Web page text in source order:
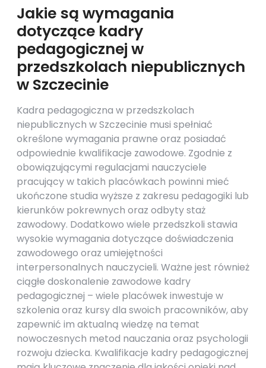
Jakie są wymagania
dotyczące kadry
pedagogicznej w
przedszkolach niepublicznych
w Szczecinie
Kadra pedagogiczna w przedszkolach
niepublicznych w Szczecinie musi spełniać
określone wymagania prawne oraz posiadać
odpowiednie kwalifikacje zawodowe. Zgodnie z
obowiązującymi regulacjami nauczyciele
pracujący w takich placówkach powinni mieć
ukończone studia wyższe z zakresu pedagogiki lub
kierunków pokrewnych oraz odbyty staż
zawodowy. Dodatkowo wiele przedszkoli stawia
wysokie wymagania dotyczące doświadczenia
zawodowego oraz umiejętności
interpersonalnych nauczycieli. Ważne jest również
ciągłe doskonalenie zawodowe kadry
pedagogicznej – wiele placówek inwestuje w
szkolenia oraz kursy dla swoich pracowników, aby
zapewnić im aktualną wiedzę na temat
nowoczesnych metod nauczania oraz psychologii
rozwoju dziecka. Kwalifikacje kadry pedagogicznej